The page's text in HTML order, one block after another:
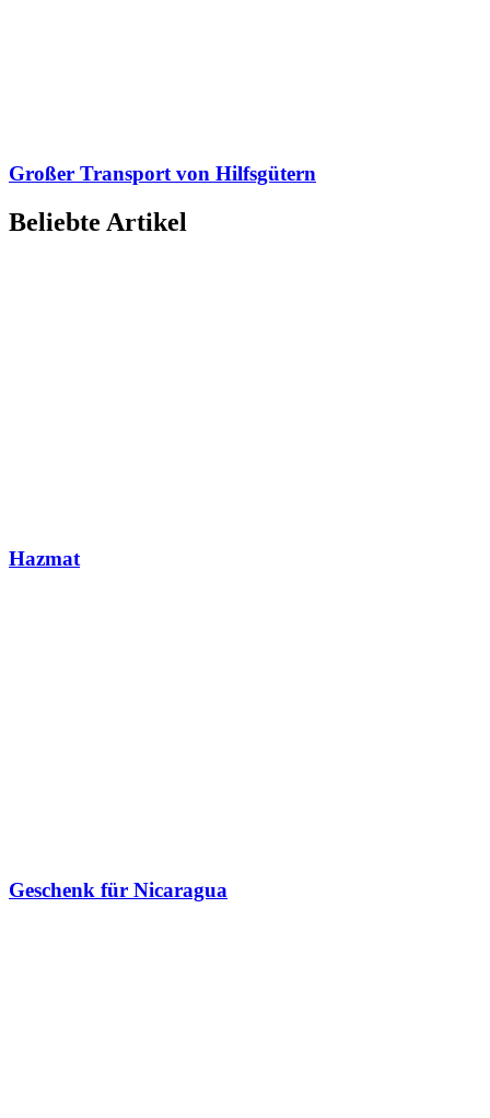
Großer Transport von Hilfsgütern
Beliebte Artikel
Hazmat
Geschenk für Nicaragua